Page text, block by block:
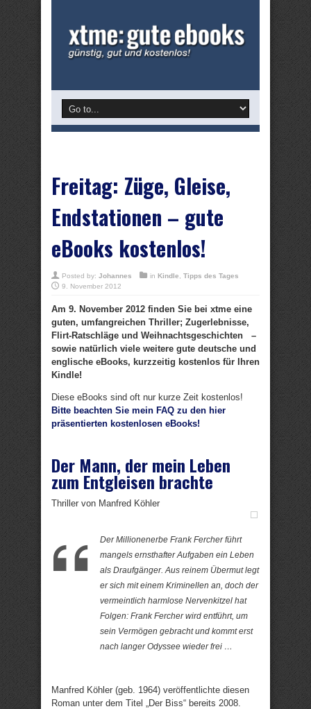
Freitag: Züge, Gleise,
Endstationen – gute
eBooks kostenlos!
Posted by: Johannes in Kindle
Tipps des Tages
9. November 2012
Am 9. November 2012 finden Sie bei xtme eine
guten, umfangreichen Thriller; Zugerlebnisse,
Flirt-Ratschläge und Weihnachtsgeschichten –
sowie natürlich viele weitere gute deutsche und
englische eBooks, kurzzeitig kostenlos für Ihren
Kindle!
Diese eBooks sind oft nur kurze Zeit kostenlos!
Bitte beachten Sie mein FAQ zu den hier
präsentierten kostenlosen eBooks!
Der Mann, der mein Leben
zum Entgleisen brachte
Thriller von Manfred Köhler
Der Millionenerbe Frank Fercher führt
mangels ernsthafter Aufgaben ein Leben
als Draufgänger. Aus reinem Übermut legt
er sich mit einem Kriminellen an, doch der
vermeintlich harmlose Nervenkitzel hat
Folgen: Frank Fercher wird entführt, um
sein Vermögen gebracht und kommt erst
nach langer Odyssee wieder frei …
Manfred Köhler (geb. 1964) veröffentlichte diesen
Roman unter dem Titel „Der Biss“ bereits 2008.